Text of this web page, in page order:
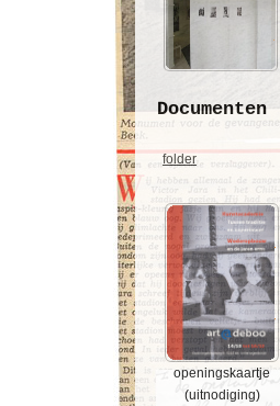
Documenten
folder
openingskaartje
(uitnodiging)